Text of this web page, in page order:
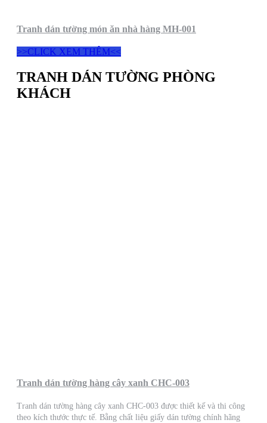
Tranh dán tường món ăn nhà hàng MH-001
>>CLICK XEM THÊM<<
TRANH DÁN TƯỜNG PHÒNG
KHÁCH
Tranh dán tường hàng cây xanh CHC-003
Tranh dán tường hàng cây xanh CHC-003 được thiết kế và thi công
theo kích thước thực tế. Bằng chất liệu giấy dán tường chính hãng